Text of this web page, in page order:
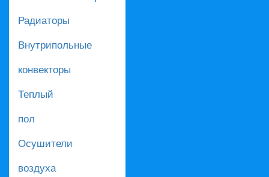
Радиаторы
Внутрипольные
конвекторы
Теплый
пол
Осушители
воздуха